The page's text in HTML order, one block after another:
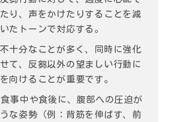
り、声をかけたりすることを減
たトーンで対応する。
十分なことが多く、同時に強化
て、反芻以外の望ましい行動に
向けることが重要です。
事中や食後に、腹部への圧迫が
な姿勢（例：背筋を伸ばす、前